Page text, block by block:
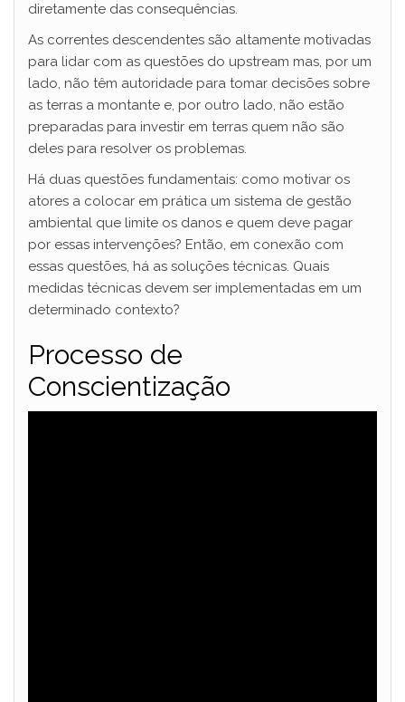
diretamente das consequências.
As correntes descendentes são altamente motivadas
para lidar com as questões do upstream mas, por um
lado, não têm autoridade para tomar decisões sobre
as terras a montante e, por outro lado, não estão
preparadas para investir em terras quem não são
deles para resolver os problemas.
Há duas questões fundamentais: como motivar os
atores a colocar em prática um sistema de gestão
ambiental que limite os danos e quem deve pagar
por essas intervenções? Então, em conexão com
essas questões, há as soluções técnicas. Quais
medidas técnicas devem ser implementadas em um
determinado contexto?
Processo de
Conscientização